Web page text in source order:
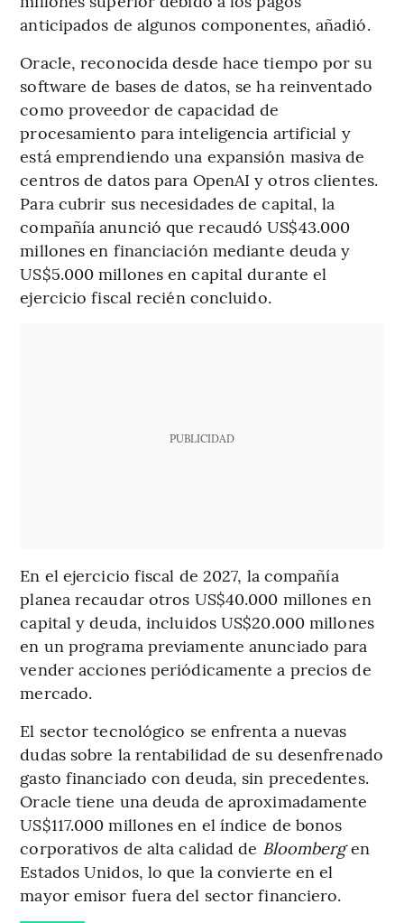
anticipados de algunos componentes, añadió.
Oracle, reconocida desde hace tiempo por su
software de bases de datos, se ha reinventado
como proveedor de capacidad de
procesamiento para inteligencia artificial y
está emprendiendo una expansión masiva de
centros de datos para OpenAI y otros clientes.
Para cubrir sus necesidades de capital, la
compañía anunció que recaudó US$43.000
millones en financiación mediante deuda y
US$5.000 millones en capital durante el
ejercicio fiscal recién concluido.
PUBLICIDAD
En el ejercicio fiscal de 2027, la compañía
planea recaudar otros US$40.000 millones en
capital y deuda, incluidos US$20.000 millones
en un programa previamente anunciado para
vender acciones periódicamente a precios de
mercado.
El sector tecnológico se enfrenta a nuevas
dudas sobre la rentabilidad de su desenfrenado
gasto financiado con deuda, sin precedentes.
Oracle tiene una deuda de aproximadamente
US$117.000 millones en el índice de bonos
corporativos de alta calidad de Bloombergen
Estados Unidos, lo que la convierte en el
mayor emisor fuera del sector financiero.